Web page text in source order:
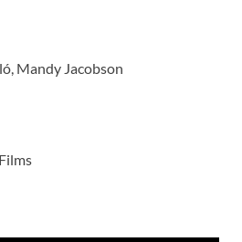
Mandy Jacobson